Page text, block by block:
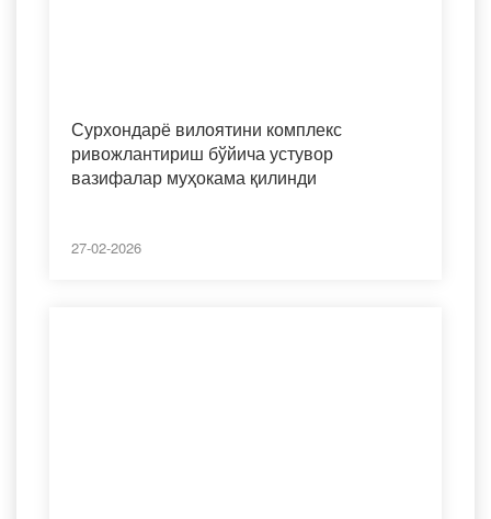
Сурхондарё вилоятини комплекс
ривожлантириш бўйича устувор
вазифалар муҳокама қилинди
27-02-2026